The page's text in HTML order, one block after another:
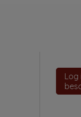
Log